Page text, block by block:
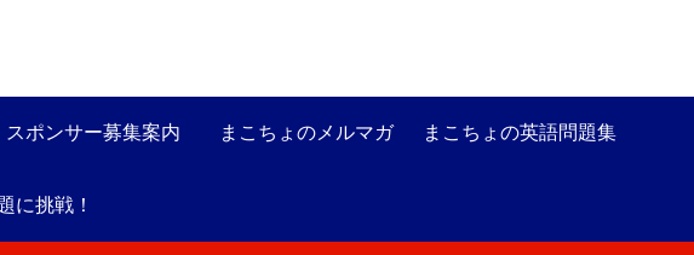
スポンサー募集案内 まこちょのメルマガ まこちょの英語問題集
に挑戦！